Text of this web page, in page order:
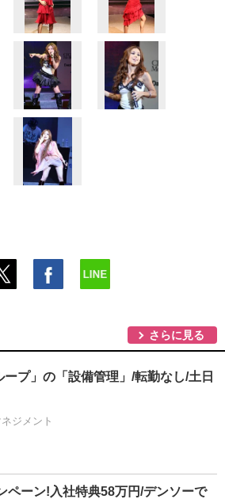
さらに見る
プ」の「設備管理」/転勤なし/土日
ジメント
ペーン!入社特典58万円/デンソーで